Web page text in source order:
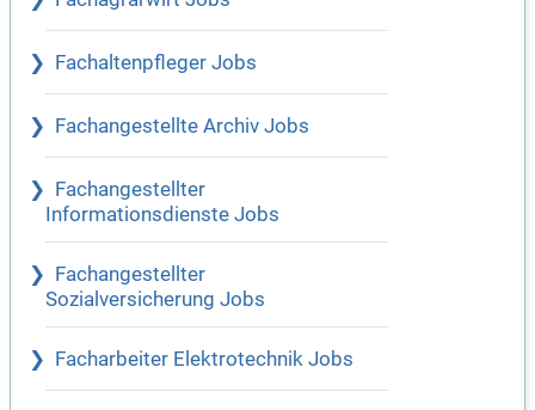
Fachaltenpfleger Jobs
Fachangestellte Archiv Jobs
Fachangestellter
Informationsdienste Jobs
Fachangestellter
Sozialversicherung Jobs
Facharbeiter Elektrotechnik Jobs